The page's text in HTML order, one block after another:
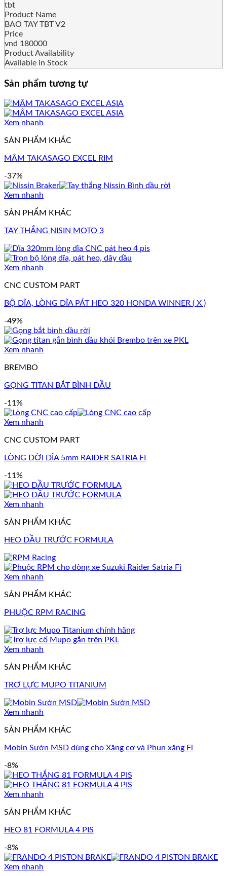
tbt
Product Name
BAO TAY TBT V2
Price
vnd 180000
Product Availability
Available in Stock
Sản phẩm tương tự
Xem nhanh
SẢN PHẨM KHÁC
MÂM TAKASAGO EXCEL RIM
-37%
Xem nhanh
SẢN PHẨM KHÁC
TAY THẮNG NISIN MOTO 3
Xem nhanh
CNC CUSTOM PART
BỘ DĨA, LÒNG DĨA PÁT HEO 320 HONDA WINNER ( X )
-49%
Xem nhanh
BREMBO
GỌNG TITAN BẮT BÌNH DẦU
-11%
Xem nhanh
CNC CUSTOM PART
LÒNG DỜI DĨA 5mm RAIDER SATRIA FI
-11%
Xem nhanh
SẢN PHẨM KHÁC
HEO DẦU TRƯỚC FORMULA
Xem nhanh
SẢN PHẨM KHÁC
PHUỘC RPM RACING
Xem nhanh
SẢN PHẨM KHÁC
TRỢ LỰC MUPO TITANIUM
Xem nhanh
SẢN PHẨM KHÁC
Mobin Sườn MSD dùng cho Xăng cơ và Phun xăng Fi
-8%
Xem nhanh
SẢN PHẨM KHÁC
HEO 81 FORMULA 4 PIS
-8%
Xem nhanh